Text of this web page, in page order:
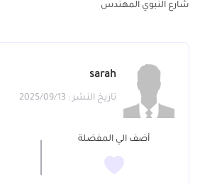
شارع النبوي المهندس
sarah
تاريخ النشر : 2025/09/13
أضف الي المفضلة